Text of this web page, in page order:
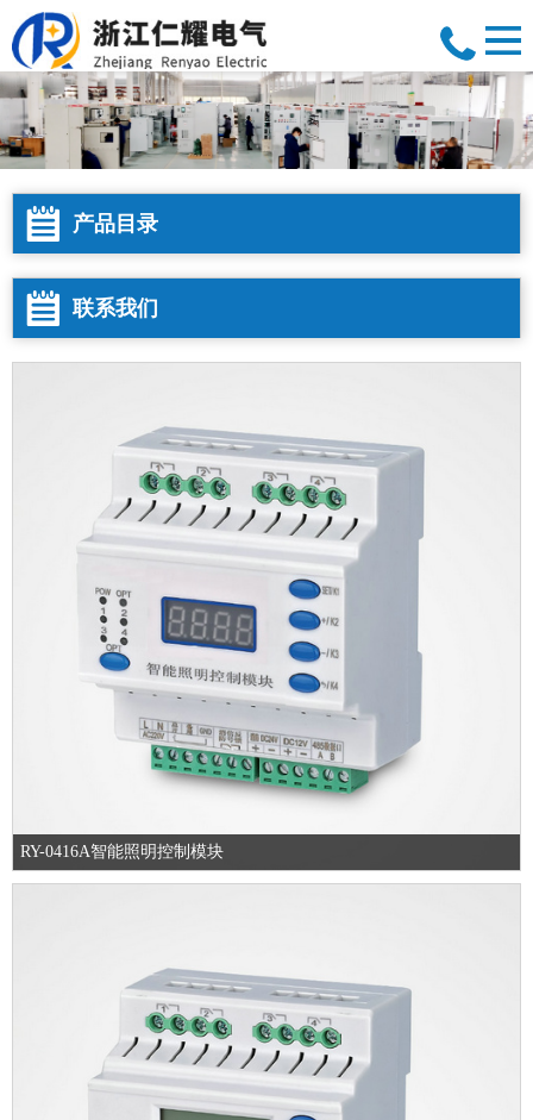
产品目录
联系我们
RY-0416A智能照明控制模块